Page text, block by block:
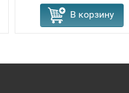
В корзину